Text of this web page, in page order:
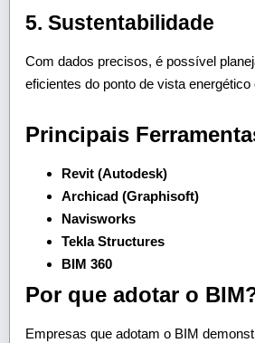
5. Sustentabilidade
Com dados precisos, é possível
eficientes do ponto de vista energético
Principais
Revit (Autodesk)
Archicad (Graphisoft)
Navisworks
Tekla Structures
BIM 360
Por que adotar o
Empresas que adotam o BIM